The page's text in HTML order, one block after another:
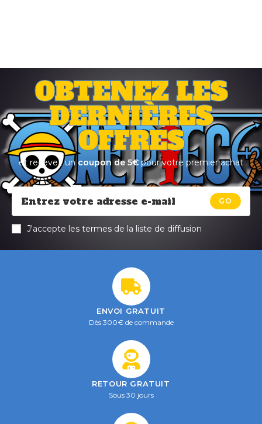
OBTENEZ LES
DERNIÈRES
OFFRES
et recevez un coupon de 5€ pour votre premier achat
GO
J'accepte les termes de la liste de diffusion
ENVOI GRATUIT
Dès 300€ de commande
RETOUR GRATUIT
Sous 30 jours